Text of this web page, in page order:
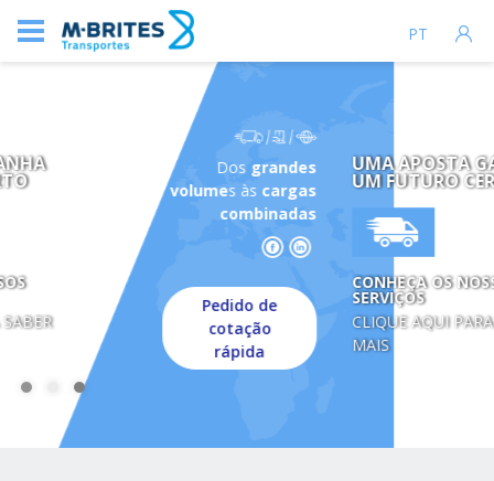
PT
UMA APOSTA GANHA
UM FUTURO CERTO
CONHEÇA OS NOSSOS
SERVIÇOS
CLIQUE AQUI PARA SABER
Dosgrandes
volumes àscargas
combinadas
Pedido de
cotação
rápida